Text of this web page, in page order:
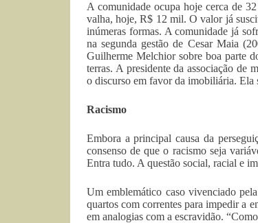
A comunidade ocupa hoje cerca de
valha, hoje, R$ 12 mil. O valor já
inúmeras formas. A comunidade já
na segunda gestão de Cesar Maia
Guilherme Melchior sobre boa parte
terras. A presidente da associação de
o discurso em favor da imobiliária. Ela
Racismo
Embora a principal causa da
consenso de que o racismo seja
Entra tudo. A questão social, racial e
Um emblemático caso vivenciado
quartos com correntes para impedir a
em analogias com a escravidão.